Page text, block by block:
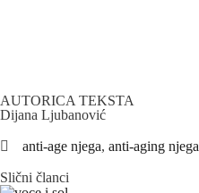
AUTORICA TEKSTA
Dijana Ljubanović
anti-age njega, anti-aging njega
Slični članci